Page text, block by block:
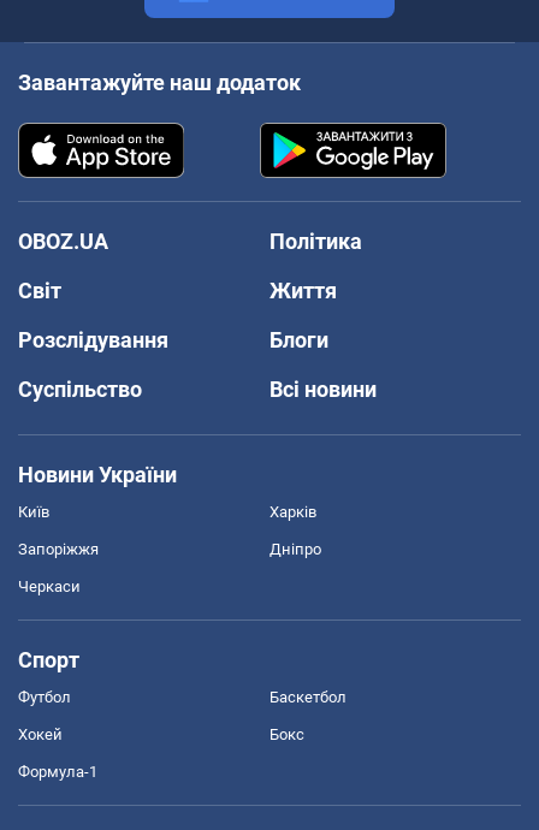
Завантажуйте наш додаток
OBOZ.UA
Політика
Світ
Життя
Розслідування
Блоги
Суспільство
Всі новини
Новини України
Київ Харків
Запоріжжя Дніпро
Черкаси
Спорт
Футбол Баскетбол
Хокей Бокс
Формула-1